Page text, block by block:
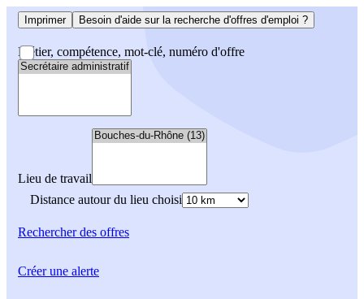
Imprimer Besoin d'aide sur la recherche d'offres d'emploi ?
Métier, compétence, mot-clé, numéro d'offre
Lieu de travail
Distance autour du lieu choisi
Rechercherdes offres
Créer une alerte